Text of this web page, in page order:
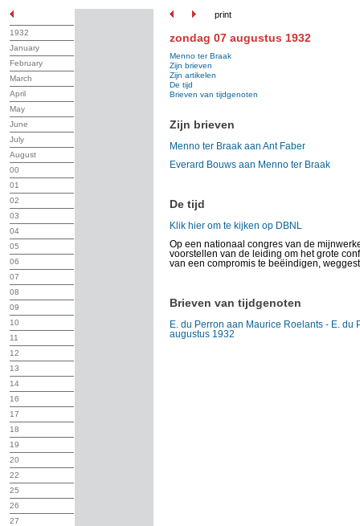
print
1932
January
February
March
April
May
June
July
August
00
01
02
03
04
05
06
07
08
09
10
11
12
13
14
16
17
18
19
20
22
25
26
27
zondag 07 augustus 1932
Menno ter Braak
Zijn brieven
Zijn artikelen
De tijd
Brieven van tijdgenoten
Zijn brieven
Menno ter Braak aan Ant Faber
Everard Bouws aan Menno ter Braak
De tijd
Klik hier om te kijken op DBNL
Op een nationaal congres van de
voorstellen van de leiding om het grote
van een compromis te beëindigen,
Brieven van tijdgenoten
E. du Perron aan Maurice Roelants - E. du
augustus 1932